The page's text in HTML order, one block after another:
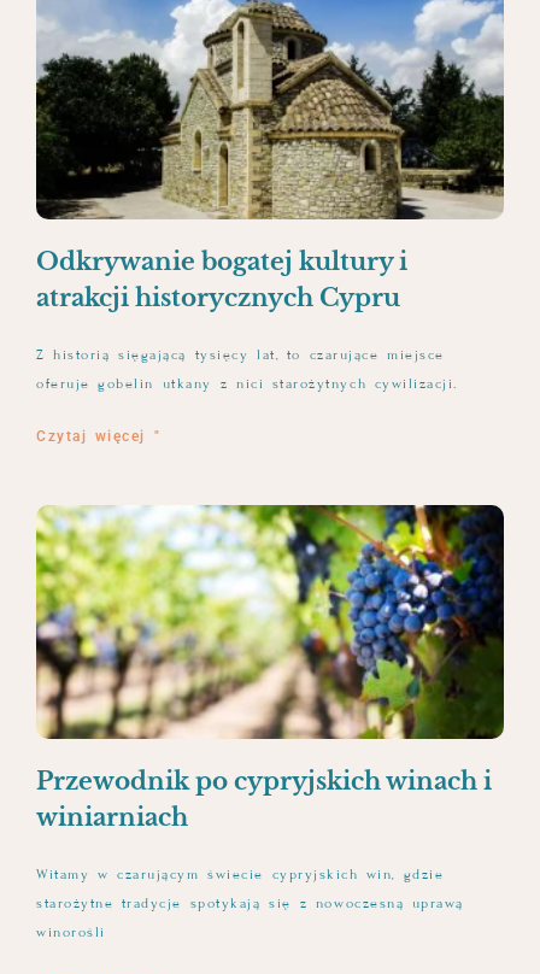
Odkrywanie bogatej kultury i
atrakcji historycznych Cypru
Z historią sięgającą tysięcy lat, to czarujące miejsce
oferuje gobelin utkany z nici starożytnych cywilizacji.
Czytaj więcej "
Przewodnik po cypryjskich winach i
winiarniach
Witamy w czarującym świecie cypryjskich win, gdzie
starożytne tradycje spotykają się z nowoczesną uprawą
winorośli